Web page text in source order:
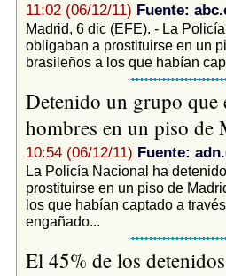
11:02 (06/12/11) Fuente:
Madrid, 6 dic (EFE). - La
obligaban a prostituirse en un
brasileños a los que habían
Detenido un grupo que
hombres en un piso de
10:54 (06/12/11) Fuente:
La Policía Nacional ha
prostituirse en un piso de
los que habían captado a
engañado...
El 45% de los